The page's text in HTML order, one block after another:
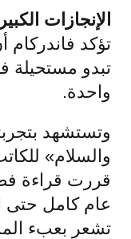
الإنجازات
تؤكد فاندركام
تبدو مستحيلة
واحدة.
وتستشهد
والسلام»
قررت قراءة
عام كامل حتى
تشعر بعبء